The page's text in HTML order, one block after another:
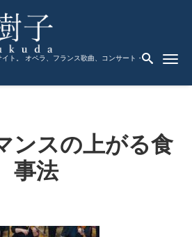
ト。 オペラ、フランス歌曲、コンサート・
ンスの上がる食
事法